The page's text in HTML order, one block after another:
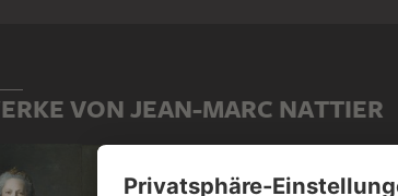
VON JEAN-MARC NATTIER